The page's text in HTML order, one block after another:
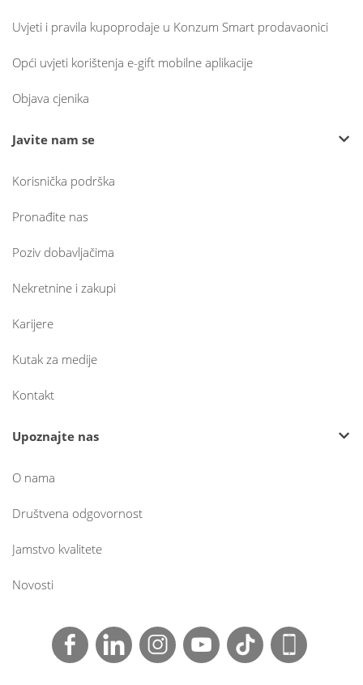
Uvjeti i pravila kupoprodaje u Konzum Smart prodavaonici
Opći uvjeti korištenja e-gift mobilne aplikacije
Objava cjenika
Javite nam se
Korisnička podrška
Pronađite nas
Poziv dobavljačima
Nekretnine i zakupi
Karijere
Kutak za medije
Kontakt
Upoznajte nas
O nama
Društvena odgovornost
Jamstvo kvalitete
Novosti